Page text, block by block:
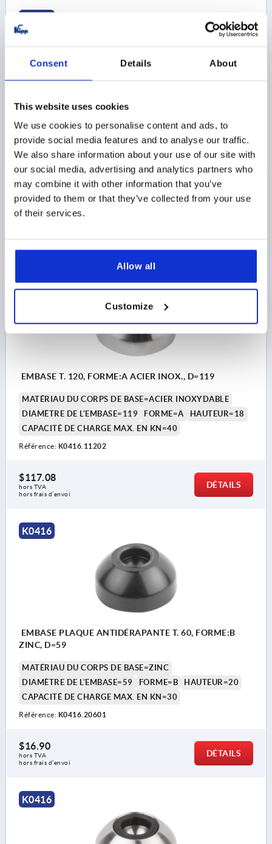
Consent Details About
This website uses cookies
We use cookies to personalise content and ads, to
provide social media features and to analyse our traffic.
We also share information about your use of our site with
our social media, advertising and analytics partners who
may combine it with other information that you’ve
provided to them or that they’ve collected from your use
of their services.
Allow all
Customize
EMBASE T. 80, FORME:A ACIER INOX., D=79
MATÉRIAU DU CORPS DE BASE=ACIER INOXYDABLE
DIAMÈTRE DE L'EMBASE=79
FORME=A
HAUTEUR=18
CAPACITÉ DE CHARGE MAX. EN KN=35
Référence:K0416.10802
hors frais d’envoi
EMBASE T. 120, FORME:A ACIER INOX., D=119
MATÉRIAU DU CORPS DE BASE=ACIER INOXYDABLE
DIAMÈTRE DE L'EMBASE=119
FORME=A
HAUTEUR=18
CAPACITÉ DE CHARGE MAX. EN KN=40
Référence: K0416.11202
$117.08
hors TVA
hors frais d’envoi
DÉTAILS
K0416
EMBASE PLAQUE ANTIDÉRAPANTE T. 60, FORME:B
ZINC, D=59
MATÉRIAU DU CORPS DE BASE=ZINC
DIAMÈTRE DE L'EMBASE=59
FORME=B
HAUTEUR=20
CAPACITÉ DE CHARGE MAX. EN KN=30
Référence: K0416.20601
$16.90
hors TVA
hors frais d’envoi
DÉTAILS
K0416